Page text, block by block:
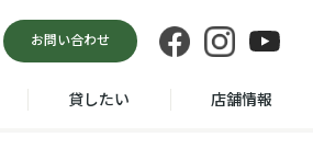
お問い合わせ
貸したい 店舗情報